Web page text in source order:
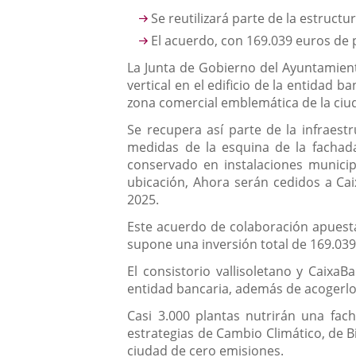
Descripción
Se reutilizará parte de la
El acuerdo, con 169.039 euros
La Junta de Gobierno del
vertical en el edificio de la entidad
zona comercial emblemática de la
Se recupera así parte de la
medidas de la esquina de la
conservado en instalaciones
ubicación, Ahora serán cedidos a
2025.
Este acuerdo de colaboración
supone una inversión total de
El consistorio vallisoletano y
entidad bancaria, además de
Casi 3.000 plantas nutrirán una
estrategias de Cambio Climático, de
ciudad de cero emisiones.